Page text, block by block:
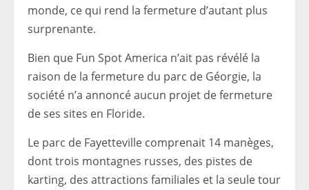
monde, ce qui rend la fermeture d’autant plus
surprenante.
Bien que Fun Spot America n’ait pas révélé la
raison de la fermeture du parc de Géorgie, la
société n’a annoncé aucun projet de fermeture
de ses sites en Floride.
Le parc de Fayetteville comprenait 14 manèges,
dont trois montagnes russes, des pistes de
karting, des attractions familiales et la seule tour